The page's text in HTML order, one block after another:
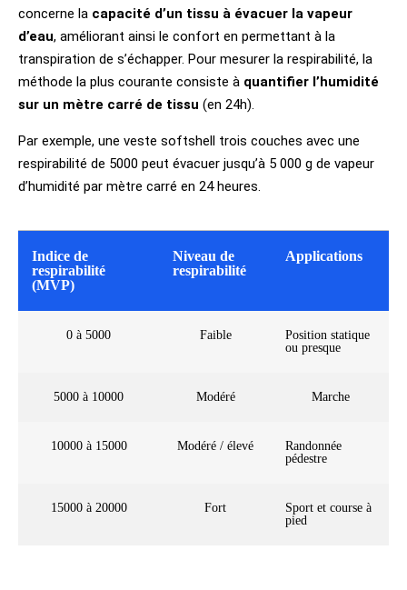
concerne la capacité d’un tissu à évacuer la vapeur
d’eau, améliorant ainsi le confort en permettant à la
transpiration de s’échapper. Pour mesurer la respirabilité, la
méthode la plus courante consiste à quantifier l’humidité
sur un mètre carré de tissu (en 24h).
Par exemple, une veste softshell trois couches avec une
respirabilité de 5000 peut évacuer jusqu’à 5 000 g de vapeur
d’humidité par mètre carré en 24 heures.
Indice de
respirabilité
(MVP)
Niveau de
respirabilité
Applications
0 à 5000 Faible
Position statique
ou presque
5000 à 10000 Modéré Marche
10000 à 15000 Modéré / élevé
Randonnée
pédestre
15000 à 20000 Fort
Sport et course à
pied